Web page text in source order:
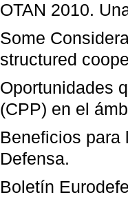
OTAN 2010.
Some
structured
Oportunidades
(CPP) en el
Beneficios para
Defensa.
Boletín